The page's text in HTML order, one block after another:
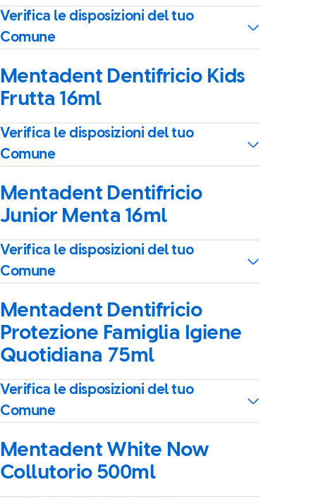
Verifica le disposizioni del tuo
Comune
Mentadent Dentifricio Kids
Frutta 16ml
Verifica le disposizioni del tuo
Comune
Mentadent Dentifricio
Junior Menta 16ml
Verifica le disposizioni del tuo
Comune
Mentadent Dentifricio
Protezione Famiglia Igiene
Quotidiana 75ml
Verifica le disposizioni del tuo
Comune
Mentadent White Now
Collutorio 500ml